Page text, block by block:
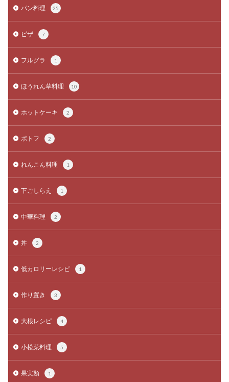
パン料理 25
ピザ 7
フルグラ 1
ほうれん草料理 10
ホットケーキ 2
ポトフ 2
れんこん料理 1
下ごしらえ 1
中華料理 2
丼 2
低カロリーレシピ 1
作り置き 3
大根レシピ 4
小松菜料理 5
果実類 1